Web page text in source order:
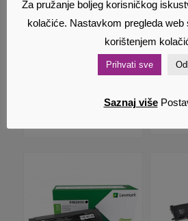
Toner Lexmark
original
58D2U0E BLACK
Cijena s PDV
223,00
om
Za pružanje boljeg korisničkog
kolačiće. Nastavkom pregleda web
korištenjem
Prihvati sve
Saznaj više